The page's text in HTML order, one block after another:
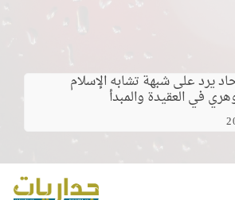
يرد على شبهة تشابه الإسلام
في العقيدة والمبدأ